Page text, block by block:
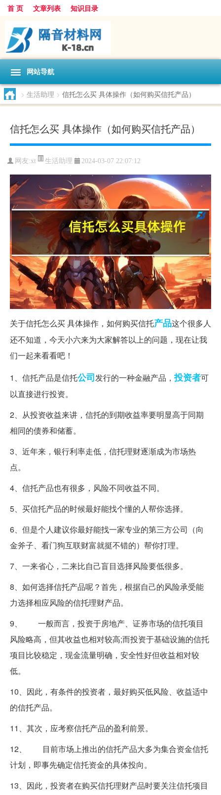
首 页 文章列表 知识目录
网站导航
> 生活助理 > 信托怎么买 具体操作（如何购买信托产品）
信托怎么买 具体操作（如何购买信托产品）
网友:xt 生活助理 2024-03-07 22:07:12
关于信托怎么买 具体操作，如何购买信托产品这个很多人
还不知道，今天小六来为大家解答以上的问题，现在让我
们一起来看看吧！
1、信托产品是信托公司发行的一种金融产品，投资者可
以直接进行投资。
2、从投资收益来讲，信托的到期收益率要明显高于同期
相同的债券和储蓄。
3、近年来，银行利率走低，信托理财逐渐成为市场热
点。
4、信托产品也有很多，风险不同收益不同。
5、买信托产品的时候最好能找个懂的人帮你选择。
6、但是个人建议你最好能找一家专业的第三方公司（向
金斧子、看门狗互联财富就挺不错的）帮你打理。
7、一来省心，二来比自己盲目选择风险要低很多。
8、如何选择信托产品呢？首先，根据自己的风险承受能
力选择相应风险的信托理财产品。
9、 一般而言，投资于房地产、证券市场的信托项目
风险略高，但其收益也相对较高;而投资于基础设施的信托
项目比较稳定，现金流量明确，安全性好但收益相对较
低。
10、因此，有条件的投资者，最好购买低风险、收益适中
的信托产品。
11、其次，应考察信托产品的盈利前景。
12、 目前市场上推出的信托产品大多为集合资金信托
计划，即事先确定信托资金的具体投向。
13、因此，投资者在购买信托理财产品时要关注信托项目